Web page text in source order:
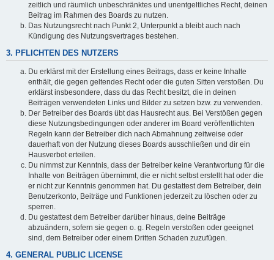
zeitlich und räumlich unbeschränktes und unentgeltliches Recht, deinen
Beitrag im Rahmen des Boards zu nutzen.
Das Nutzungsrecht nach Punkt 2, Unterpunkt a bleibt auch nach
Kündigung des Nutzungsvertrages bestehen.
3. PFLICHTEN DES NUTZERS
Du erklärst mit der Erstellung eines Beitrags, dass er keine Inhalte
enthält, die gegen geltendes Recht oder die guten Sitten verstoßen. Du
erklärst insbesondere, dass du das Recht besitzt, die in deinen
Beiträgen verwendeten Links und Bilder zu setzen bzw. zu verwenden.
Der Betreiber des Boards übt das Hausrecht aus. Bei Verstößen gegen
diese Nutzungsbedingungen oder anderer im Board veröffentlichten
Regeln kann der Betreiber dich nach Abmahnung zeitweise oder
dauerhaft von der Nutzung dieses Boards ausschließen und dir ein
Hausverbot erteilen.
Du nimmst zur Kenntnis, dass der Betreiber keine Verantwortung für die
Inhalte von Beiträgen übernimmt, die er nicht selbst erstellt hat oder die
er nicht zur Kenntnis genommen hat. Du gestattest dem Betreiber, dein
Benutzerkonto, Beiträge und Funktionen jederzeit zu löschen oder zu
sperren.
Du gestattest dem Betreiber darüber hinaus, deine Beiträge
abzuändern, sofern sie gegen o. g. Regeln verstoßen oder geeignet
sind, dem Betreiber oder einem Dritten Schaden zuzufügen.
4. GENERAL PUBLIC LICENSE